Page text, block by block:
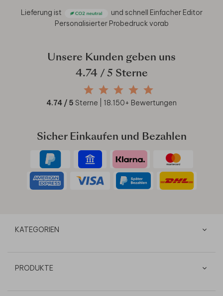
Lieferung ist und schnell Einfacher Editor
Personalisierter Probedruck vorab
Unsere Kunden geben uns
4.74/ 5 Sterne
4.74 / 5 Sterne | 18.150+ Bewertungen
Sicher Einkaufen und Bezahlen
KATEGORIEN
PRODUKTE